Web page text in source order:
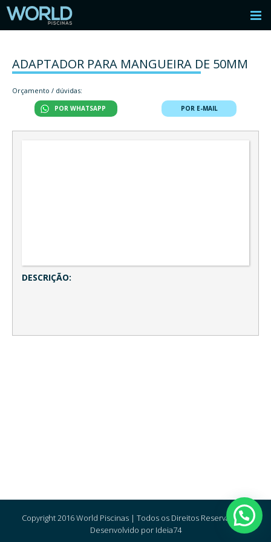
Copyright 2016 World Piscinas | Todos os Direitos Reservados |
Desenvolvido por Ideia74
ADAPTADOR PARA MANGUEIRA DE 50MM
Orçamento / dúvidas:
POR WHATSAPP POR E-MAIL
DESCRIÇÃO: